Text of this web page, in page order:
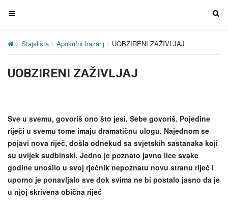
T
g
e
i
g
a
t
i
o
n
T
a
i
o
Stajališta Apokrifni frazarij UOBZIRENI ZAŽIVLJAJ
UOBZIRENI ZAŽIVLJAJ
Sve u svemu, govoriš ono što jesi. Sebe govoriš. Pojedine
riječi u svemu tome imaju dramatičnu ulogu. Najednom se
pojavi nova riječ, došla odnekud sa svjetskih sastanaka koji
su uvijek sudbinski. Jedno je poznato javno lice svake
godine unosilo u svoj rječnik nepoznatu novu stranu riječ i
uporno je ponavljalo sve dok svima ne bi postalo jasno da je
u njoj skrivena obična riječ